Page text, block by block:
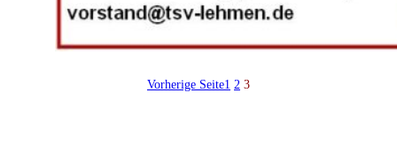
Vorherige Seite1 2 3